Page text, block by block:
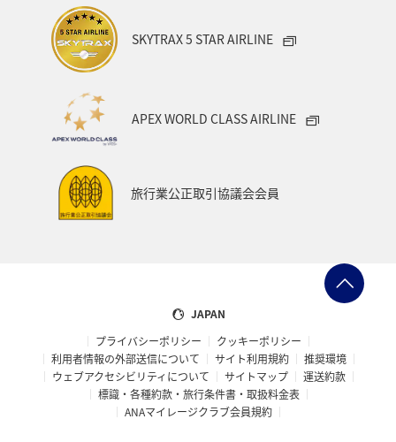
SKYTRAX 5 STAR AIRLINE
APEX WORLD CLASS AIRLINE
旅行業公正取引協議会会員
JAPAN
プライバシーポリシー
クッキーポリシー
利用者情報の外部送信について
サイト利用規約
推奨環境
ウェブアクセシビリティについて
サイトマップ
運送約款
標識・各種約款・旅行条件書・取扱料金表
ANAマイレージクラブ会員規約